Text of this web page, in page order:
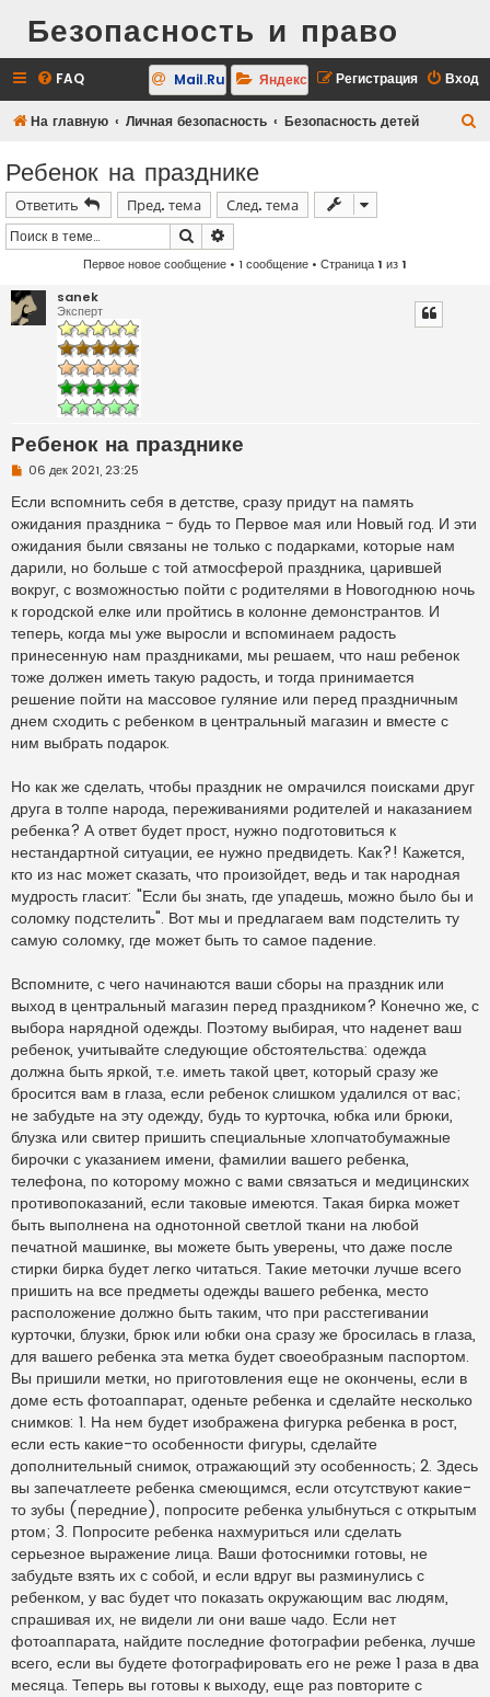
Безопасность и право
FAQ Вход
Регистрация
Mail.Ru Яндекс
На главную Личная безопасность Безопасность детей
Ребенок на празднике
Ответить Пред. тема
След. тема
Поиск
Первое новое сообщение • 1 сообщение • Страница1 из1
sanek
Эксперт
Ребенок на празднике
Н
п
р
о
ч
и
т
н
н
е
с
о
б
е
н
и
06 дек 2021, 23:25
Если вспомнить себя в детстве, сразу придут на память
ожидания праздника - будь то Первое мая или Новый год. И эти
ожидания были связаны не только с подарками, которые нам
дарили, но больше с той атмосферой праздника, царившей
вокруг, с возможностью пойти с родителями в Новогоднюю ночь
к городской елке или пройтись в колонне демонстрантов. И
теперь, когда мы уже выросли и вспоминаем радость
принесенную нам праздниками, мы решаем, что наш ребенок
тоже должен иметь такую радость, и тогда принимается
решение пойти на массовое гуляние или перед праздничным
днем сходить с ребенком в центральный магазин и вместе с
ним выбрать подарок.
Но как же сделать, чтобы праздник не омрачился поисками друг
друга в толпе народа, переживаниями родителей и наказанием
ребенка? А ответ будет прост, нужно подготовиться к
нестандартной ситуации, ее нужно предвидеть. Как?! Кажется,
кто из нас может сказать, что произойдет, ведь и так народная
мудрость гласит: "Если бы знать, где упадешь, можно было бы и
соломку подстелить". Вот мы и предлагаем вам подстелить ту
самую соломку, где может быть то самое падение.
Вспомните, с чего начинаются ваши сборы на праздник или
выход в центральный магазин перед праздником? Конечно же, с
выбора нарядной одежды. Поэтому выбирая, что наденет ваш
ребенок, учитывайте следующие обстоятельства: одежда
должна быть яркой, т.е. иметь такой цвет, который сразу же
бросится вам в глаза, если ребенок слишком удалился от вас;
не забудьте на эту одежду, будь то курточка, юбка или брюки,
блузка или свитер пришить специальные хлопчатобумажные
бирочки с указанием имени, фамилии вашего ребенка,
телефона, по которому можно с вами связаться и медицинских
противопоказаний, если таковые имеются. Такая бирка может
быть выполнена на однотонной светлой ткани на любой
печатной машинке, вы можете быть уверены, что даже после
стирки бирка будет легко читаться. Такие меточки лучше всего
пришить на все предметы одежды вашего ребенка, место
расположение должно быть таким, что при расстегивании
курточки, блузки, брюк или юбки она сразу же бросилась в глаза,
для вашего ребенка эта метка будет своеобразным паспортом.
Вы пришили метки, но приготовления еще не окончены, если в
доме есть фотоаппарат, оденьте ребенка и сделайте несколько
снимков: 1. На нем будет изображена фигурка ребенка в рост,
если есть какие-то особенности фигуры, сделайте
дополнительный снимок, отражающий эту особенность; 2. Здесь
вы запечатлеете ребенка смеющимся, если отсутствуют какие-
то зубы (передние), попросите ребенка улыбнуться с открытым
ртом; 3. Попросите ребенка нахмуриться или сделать
серьезное выражение лица. Ваши фотоснимки готовы, не
забудьте взять их с собой, и если вдруг вы разминулись с
ребенком, у вас будет что показать окружающим вас людям,
спрашивая их, не видели ли они ваше чадо. Если нет
фотоаппарата, найдите последние фотографии ребенка, лучше
всего, если вы будете фотографировать его не реже 1 раза в два
месяца. Теперь вы готовы к выходу, еще раз повторите с